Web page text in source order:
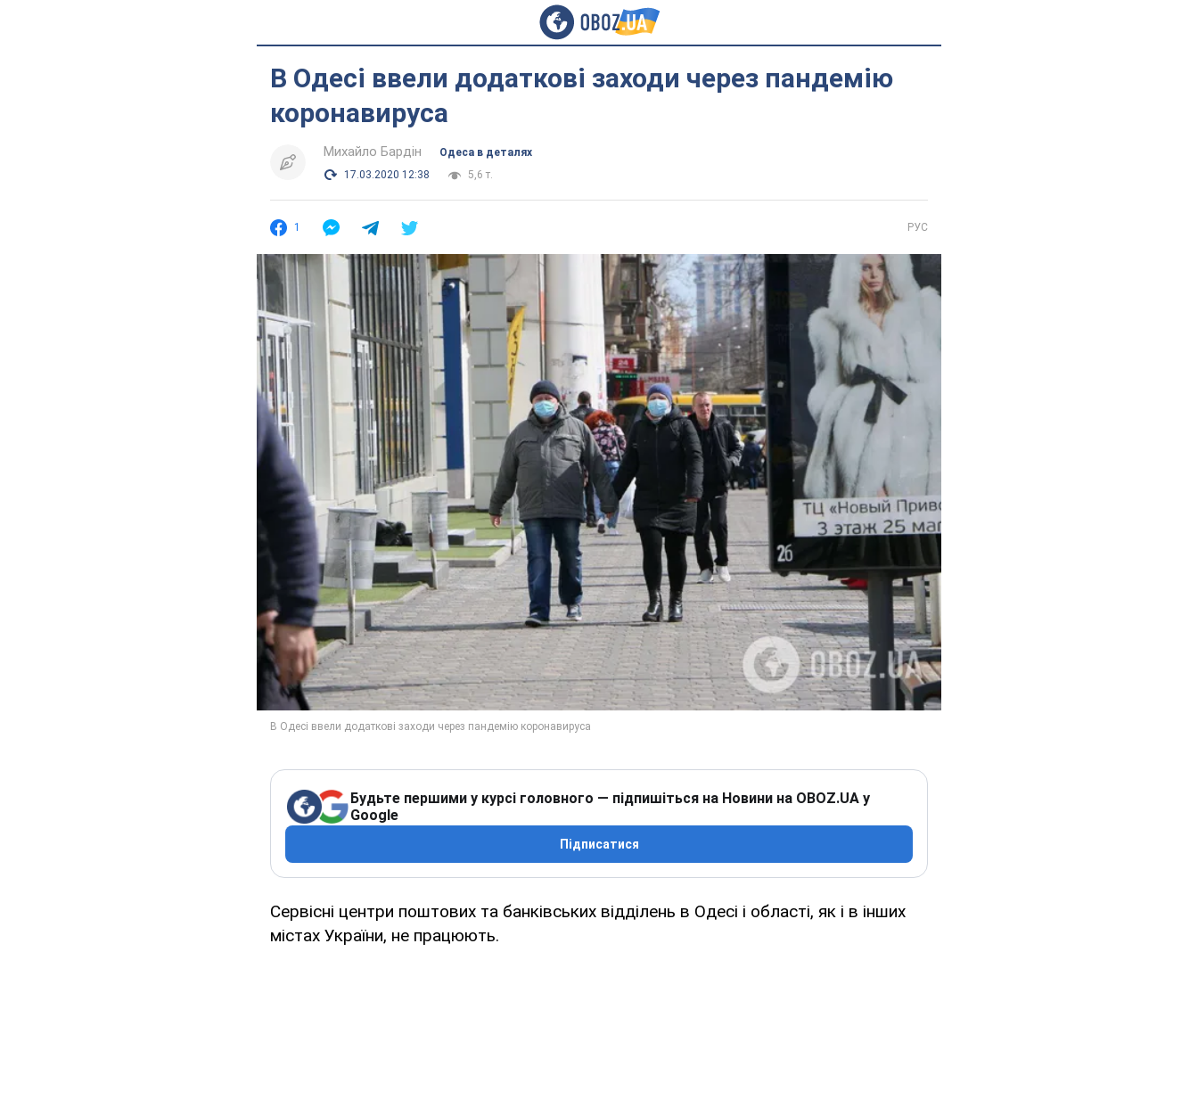
В Одесі ввели додаткові заходи через пандемію
коронавируса
Михайло Бардін
Одеса в деталях
17.03.2020 12:38
5,6 т.
1 РУС
Будьте першими у курсі головного — підпишіться на Новини на OBOZ.UA у
Google
Підписатися
Сервісні центри поштових та банківських відділень в Одесі і області, як і в інших
містах України, не працюють.